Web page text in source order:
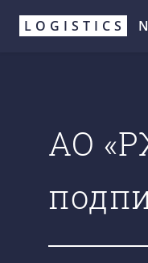
Перейти
LOGISTICS
АО